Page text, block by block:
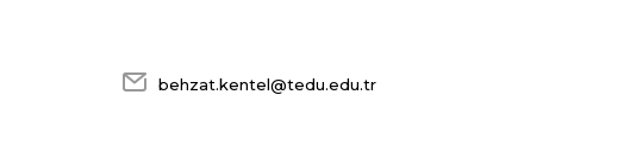
behzat.kentel@tedu.edu.tr